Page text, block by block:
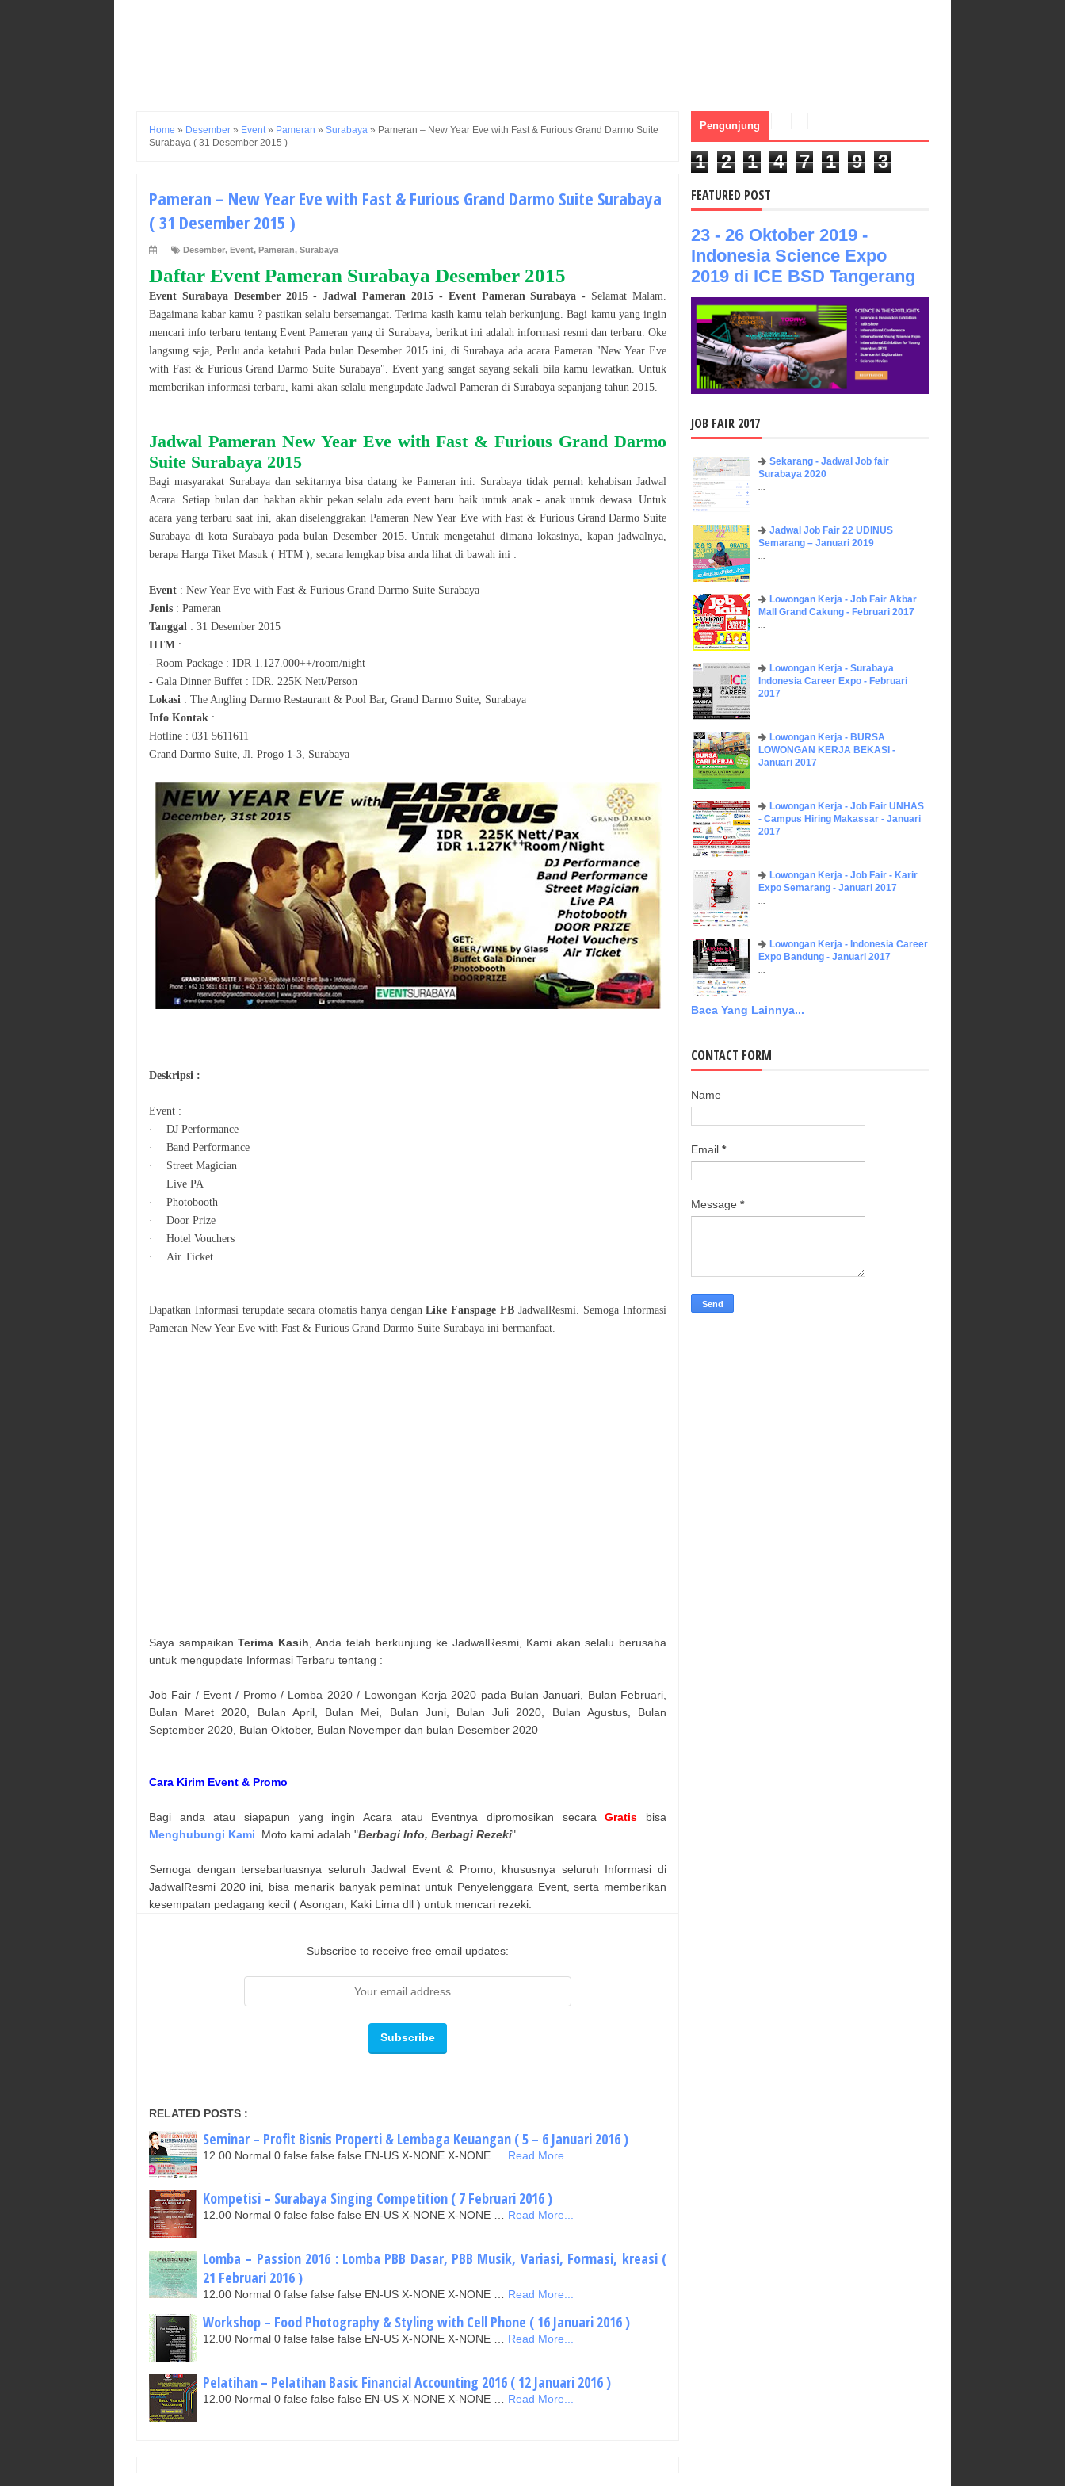
Home » Desember » Event » Pameran » Surabaya » Pameran – New Year Eve with Fast & Furious Grand Darmo Suite
Surabaya ( 31 Desember 2015 )
Pameran – New Year Eve with Fast & Furious Grand Darmo Suite Surabaya
( 31 Desember 2015 )
Desember, Event, Pameran, Surabaya
Daftar EventPameran Surabaya Desember 2015
Event Surabaya Desember 2015-JadwalPameran 2015 - Event Pameran Surabaya - SelamatMalam
Bagaimana kabar kamu ? pastikan selalu bersemangat. Terima kasih kamu telah berkunjung. Bagi kamu yang ingin
mencari info terbaru tentang EventPameran yang di Surabaya, berikut ini adalah informasi resmi dan terbaru. Oke
langsung saja, Perlu anda ketahui Pada bulanDesember 2015 ini, di Surabaya ada acara Pameran "New Year Eve
with Fast & Furious Grand Darmo Suite Surabaya". Event yang sangat sayang sekali bila kamu lewatkan. Untuk
memberikan informasi terbaru, kami akan selalu mengupdate Jadwal Pameran di Surabaya sepanjang tahun 2015
Jadwal Pameran New Year Eve with Fast & Furious Grand Darmo
Suite Surabaya 2015
Bagi masyarakat Surabaya dan sekitarnya bisa datang ke Pameran ini. Surabaya tidak pernah kehabisan Jadwal
Acara. Setiap bulan dan bakhan akhir pekan selalu ada event baru baik untuk anak - anak untuk dewasa. Untuk
acara yang terbaru saat ini, akan diselenggrakan Pameran New Year Eve with Fast & Furious Grand Darmo Suite
Surabaya di kota Surabaya pada bulan Desember 2015. Untuk mengetahui dimana lokasinya, kapan jadwalnya,
berapa Harga Tiket Masuk ( HTM ), secara lemgkap bisa anda lihat di bawah ini :
Event : New Year Eve with Fast & Furious Grand Darmo Suite Surabaya
Jenis : Pameran
Tanggal : 31 Desember 2015
HTM :
- Room Package : IDR 1.127.000++/room/night
- Gala Dinner Buffet : IDR. 225K Nett/Person
Lokasi : The Angling Darmo Restaurant & Pool Bar, Grand Darmo Suite, Surabaya
Info Kontak :
Hotline : 031 5611611
Grand Darmo Suite, Jl. Progo 1-3, Surabaya
Deskripsi :
Event :
·
DJ Performance
·
Band Performance
·
Street Magician
·
Live PA
·
Photobooth
·
Door Prize
·
Hotel Vouchers
·
Air Ticket
Dapatkan Informasi terupdate secara otomatis hanya denganLike Fanspage FB JadwalResmi. Semoga Informasi
Pameran New Year Eve with Fast & Furious Grand Darmo Suite Surabaya ini bermanfaat.
Saya sampaikanTerima Kasih , Anda telah berkunjung ke JadwalResmi, Kami akan selalu berusaha
untuk mengupdate Informasi Terbaru tentang :
Job Fair / Event / Promo / Lomba 2020 / Lowongan Kerja 2020 pada Bulan Januari, Bulan Februari,
Bulan Maret 2020, Bulan April, Bulan Mei, Bulan Juni, Bulan Juli 2020, Bulan Agustus, Bulan
September 2020, Bulan Oktober, Bulan Novemper dan bulan Desember 2020
Cara Kirim Event & Promo
Bagi anda atau siapapun yang ingin Acara atau Eventnya dipromosikan secaraGratis bisa
Menghubungi Kami . Moto kami adalah "Berbagi Info, Berbagi Rezeki".
Semoga dengan tersebarluasnya seluruh Jadwal Event & Promo, khususnya seluruh Informasi di
JadwalResmi 2020 ini, bisa menarik banyak peminat untuk Penyelenggara Event, serta memberikan
kesempatan pedagang kecil ( Asongan, Kaki Lima dll ) untuk mencari rezeki.
Subscribe to receive free email updates:
RELATED POSTS :
Seminar – Profit Bisnis Properti & Lembaga Keuangan ( 5 – 6 Januari 2016 )
12.00 Normal 0 false false false EN-US X-NONE X-NONE … Read More...
Kompetisi – Surabaya Singing Competition ( 7 Februari 2016 )
12.00 Normal 0 false false false EN-US X-NONE X-NONE … Read More...
Lomba – Passion 2016 : Lomba PBB Dasar, PBB Musik, Variasi, Formasi, kreasi (
21 Februari 2016 )
12.00 Normal 0 false false false EN-US X-NONE X-NONE … Read More...
Workshop – Food Photography & Styling with Cell Phone ( 16 Januari 2016 )
12.00 Normal 0 false false false EN-US X-NONE X-NONE … Read More...
Pelatihan – Pelatihan Basic Financial Accounting 2016 ( 12 Januari 2016 )
12.00 Normal 0 false false false EN-US X-NONE X-NONE … Read More...
Pengunjung
1 2 1 4 7 1 9 3
FEATURED POST
23 - 26 Oktober 2019 -
Indonesia Science Expo
2019 di ICE BSD Tangerang
JOB FAIR 2017
Sekarang - Jadwal Job fair
Surabaya 2020
...
Jadwal Job Fair 22 UDINUS
Semarang – Januari 2019
...
Lowongan Kerja - Job Fair ​Akbar ​
Mall Grand Cakung - Februari 2017
...
Lowongan Kerja - Surabaya
Indonesia Career Expo - Februari
2017
...
Lowongan Kerja - BURSA
LOWONGAN KERJA BEKASI -
Januari 2017
...
Lowongan Kerja - Job Fair UNHAS
- Campus Hiring Makassar - Januari
2017
...
Lowongan Kerja - Job Fair - Karir
Expo Semarang - Januari 2017
...
Lowongan Kerja - Indonesia Career
Expo Bandung - Januari 2017
...
Baca Yang Lainnya...
CONTACT FORM
Name
Email *
Message *